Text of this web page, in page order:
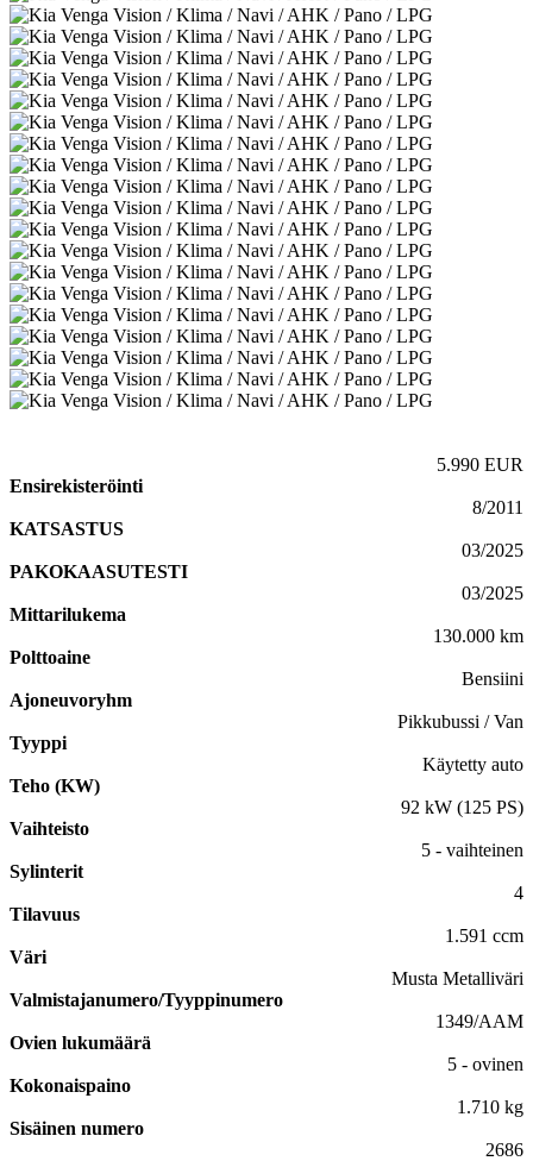
5.990 EUR
Ensirekisteröinti
8/2011
KATSASTUS
03/2025
PAKOKAASUTESTI
03/2025
Mittarilukema
130.000 km
Polttoaine
Bensiini
Ajoneuvoryhm
Pikkubussi / Van
Tyyppi
Käytetty auto
Teho (KW)
92 kW (125 PS)
Vaihteisto
5 - vaihteinen
Sylinterit
4
Tilavuus
1.591 ccm
Väri
Musta Metalliväri
Valmistajanumero/Tyyppinumero
1349/AAM
Ovien lukumäärä
5 - ovinen
Kokonaispaino
1.710 kg
Sisäinen numero
2686